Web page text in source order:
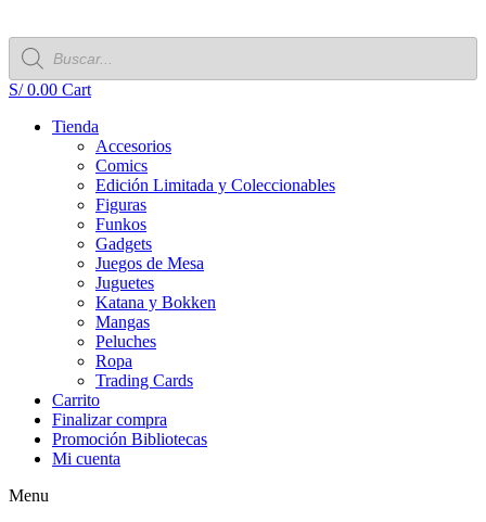
Búsqueda
de
productos
S/0.00 Cart
Tienda
Accesorios
Comics
Edición Limitada y Coleccionables
Figuras
Funkos
Gadgets
Juegos de Mesa
Juguetes
Katana y Bokken
Mangas
Peluches
Ropa
Trading Cards
Carrito
Finalizar compra
Promoción Bibliotecas
Mi cuenta
Menu